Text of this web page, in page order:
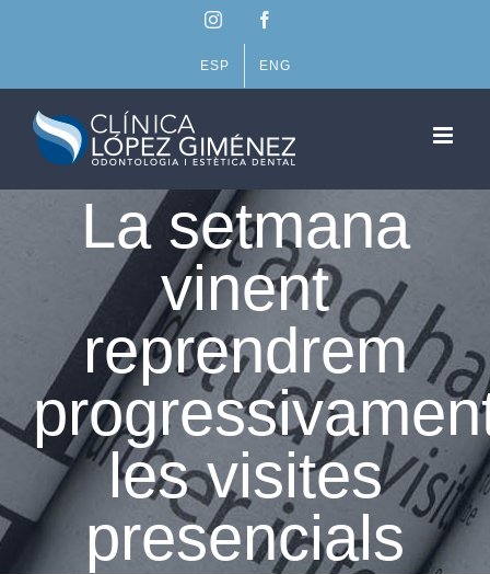
Instagram
ESP ENG
La setmana
vinent
reprendrem
les visites
presencials